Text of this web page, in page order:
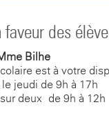
des
Bilhe
est à votre
jeudi de 9h à 17h
deux de 9h à 12h